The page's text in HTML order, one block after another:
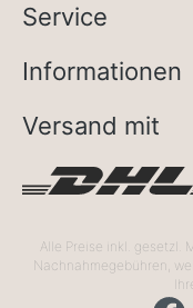
Service
Informationen
Versand mit
Alle Preise inkl. gesetzl.
Nachnahmegebühren,